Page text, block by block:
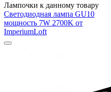
Лампочки к данному товару
Светодиодная лампа GU10
мощность 7W 2700K от
ImperiumLoft